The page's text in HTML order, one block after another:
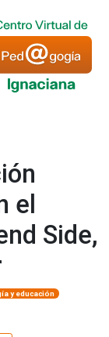
el
Side,
y educación